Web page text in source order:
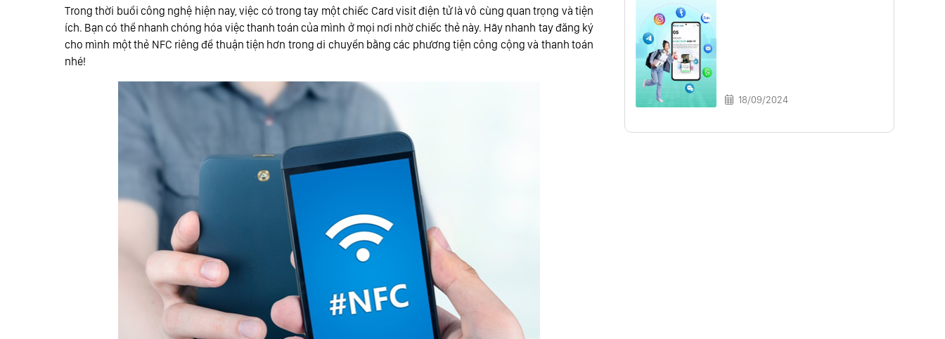
Trong thời buổi công nghệ hiện nay, việc có trong tay một chiếc Card visit điện tử là vô cùng quan trọng và tiện
ích. Bạn có thể nhanh chóng hóa việc thanh toán của mình ở mọi nơi nhờ chiếc thẻ này. Hãy nhanh tay đăng ký
cho mình một thẻ NFC riêng để thuận tiện hơn trong di chuyển bằng các phương tiện công cộng và thanh toán
nhé!
18/09/2024